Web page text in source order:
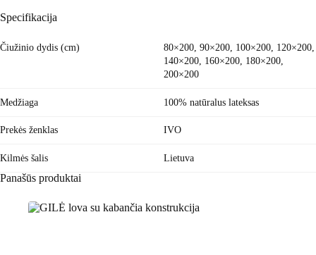
Specifikacija
Čiužinio dydis (cm)
80×200, 90×200, 100×200, 120×200,
140×200, 160×200, 180×200,
200×200
Medžiaga 100% natūralus lateksas
Prekės ženklas IVO
Kilmės šalis Lietuva
Panašūs produktai